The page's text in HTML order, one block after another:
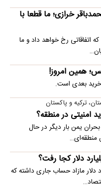
خرازی؛ ما قطعا با
اتفاقاتی رخ خواهد داد و ما
خرید بعدی است.
ترکیه و پاکستان
امنیتی در منطقه؟
یمن بار دیگر در حال
منطقه‌ای…
دهه گذشته نزدیک ۳۸۰ میلیارد دلار مازاد حساب جاری داشته که